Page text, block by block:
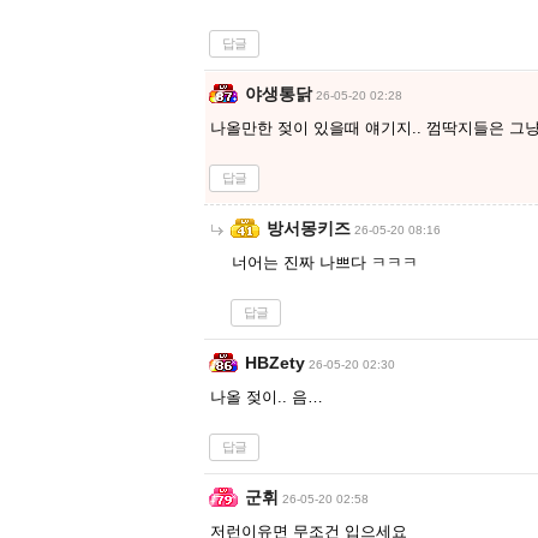
답글
야생통닭 26-05-20 02:28
나올만한 젖이 있을때 얘기지.. 껌딱지들은 그
답글
방서몽키즈 26-05-20 08:16
너어는 진짜 나쁘다 ㅋㅋㅋ
답글
HBZety 26-05-20 02:30
나올 젖이.. 음…
답글
군휘 26-05-20 02:58
저런이유면 무조건 입으세요